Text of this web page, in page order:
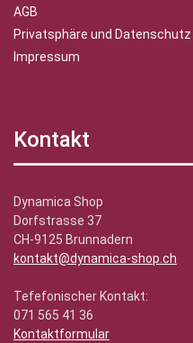
AGB
Privatsphäre und Datenschutz
Impressum
Kontakt
Dynamica Shop
Dorfstrasse 37
CH-9125 Brunnadern
kontakt@dynamica-shop.ch
Tefefonischer Kontakt:
071 565 41 36
Kontaktformular